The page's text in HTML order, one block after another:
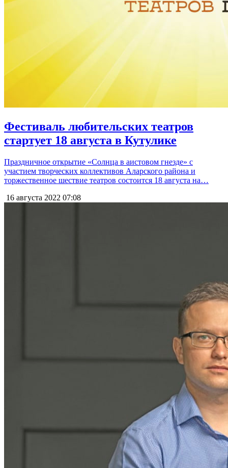
Фестиваль любительских театров
стартует 18 августа в Кутулике
Праздничное открытие «Солнца в аистовом гнезде» с
участием творческих коллективов Аларского района и
торжественное шествие театров состоится 18 августа на…
16 августа 2022 07:08